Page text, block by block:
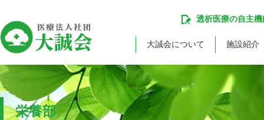
透析医療の自主
大誠会について 施設紹介
栄養部